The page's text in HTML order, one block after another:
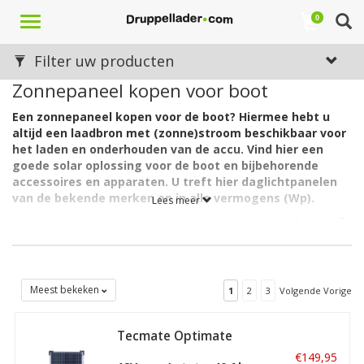
Toggle
0
Zonnepaneel kopen voor boot
Een zonnepaneel kopen voor de boot? Hiermee hebt u
altijd een laadbron met (zonne)stroom beschikbaar voor
het laden en onderhouden van de accu. Vind hier een
goede solar oplossing voor de boot en bijbehorende
accessoires en apparaten. U treft hier daglichtpanelen
van de bekende merken en in alle vermogens (Wp).
Boot solar paneel kopen: welk?
gebruiken zijn voor op onder andere een camper, tuinhuis of
caravan. De verschillen in de zonnepanelen die hiervoor geschikt
Lees meer
Filter uw producten
Meest bekeken 1 2 3 Volgende Vorige
Tecmate Optimate
Solar Duo 20W
€149,95